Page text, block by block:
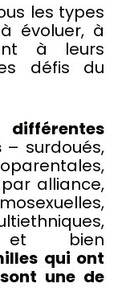
les types
évoluer, à
à leurs
défis du
différentes
– surdoués,
alliance,
et bien
qui ont
une de